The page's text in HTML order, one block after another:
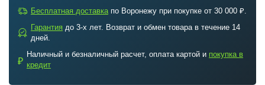
a Бесплатная доставкапо Воронежу при покупке от 30 000 ₽.
b
Гарантия до 3-х лет. Возврат и обмен товара в течение 14
дней.
₽
Наличный и безналичный расчет, оплата картой и покупка в
кредит